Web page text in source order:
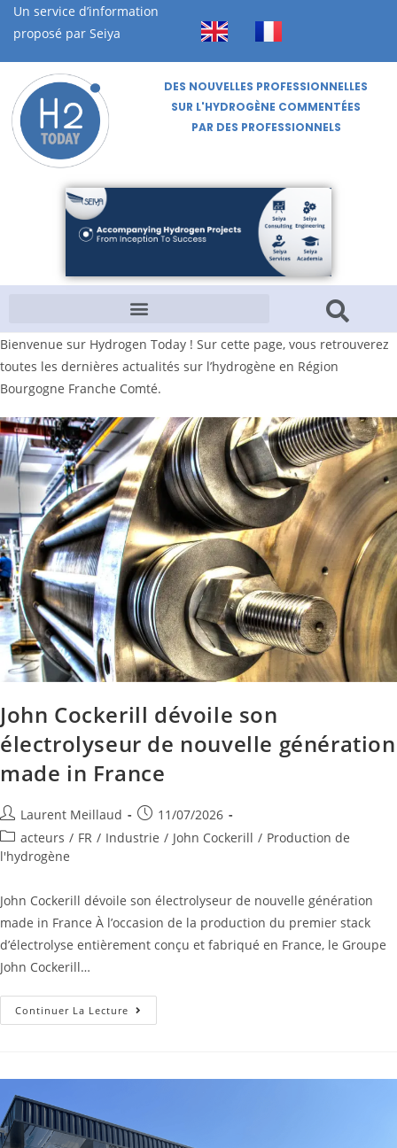
Un service d’information
proposé par Seiya
DES NOUVELLES PROFESSIONNELLES
SUR L'HYDROGÈNE COMMENTÉES
PAR DES PROFESSIONNELS
Bienvenue sur Hydrogen Today ! Sur cette page, vous retrouverez
toutes les dernières actualités sur l’hydrogène en Région
Bourgogne Franche Comté.
John Cockerill dévoile son
électrolyseur de nouvelle génération
made in France
Laurent Meillaud
11/07/2026
acteurs / FR / Industrie / John Cockerill / Production de
l'hydrogène
John Cockerill dévoile son électrolyseur de nouvelle génération
made in France À l’occasion de la production du premier stack
d’électrolyse entièrement conçu et fabriqué en France, le Groupe
John Cockerill…
Continuer La Lecture